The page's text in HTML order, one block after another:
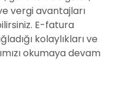
vergi avantajları
E-fatura
kolaylıkları ve
okumaya devam